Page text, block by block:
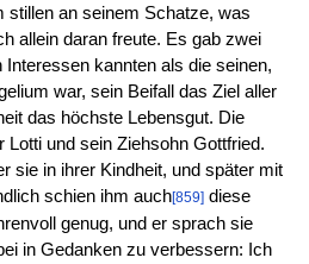
stillen an seinem Schatze, was
allein daran freute. Es gab zwei
kannten als die seinen,
war, sein Beifall das Ziel aller
das höchste Lebensgut. Die
Lotti und sein Ziehsohn Gottfried.
sie in ihrer Kindheit, und später mit
schien ihm auch[859]diese
genug, und er sprach sie
in Gedanken zu verbessern: Ich